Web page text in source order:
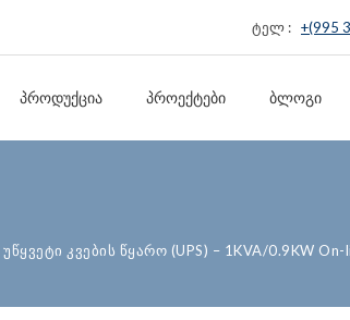
ტელ : +(995
ᲞᲠᲝᲓᲣᲥᲪᲘᲐ ᲞᲠᲝᲔᲥᲢᲔᲑᲘ ᲑᲚᲝᲒᲘ
უწყვეტი კვების წყარო (UPS) – 1KVA/0.9KW